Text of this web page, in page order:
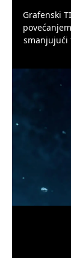
Grafenski
smanjujući